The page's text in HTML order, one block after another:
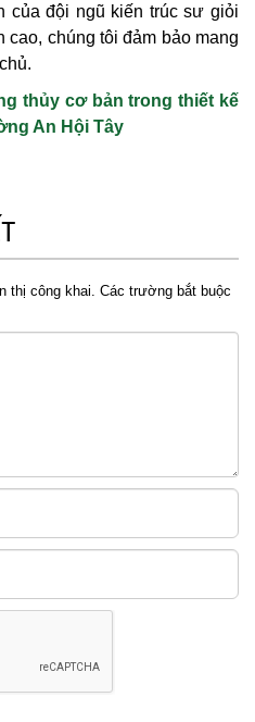
của đội ngũ kiến trúc sư giỏi
chúng tôi đảm bảo mang
thủy cơ bản trong thiết kế
An Hội Tây
thị công khai. Các trường bắt buộc